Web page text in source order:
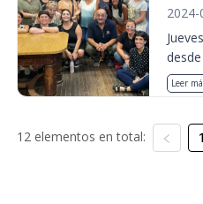
2024-
desde
Leer
12 elementos en total: 1